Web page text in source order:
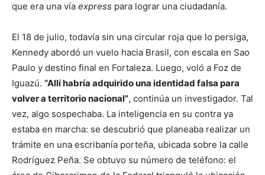
que era una vía express para lograr una ciudadanía.
El 18 de julio, todavía sin una circular roja que lo persiga,
Kennedy abordó un vuelo hacia Brasil, con escala en Sao
Paulo y destino final en Fortaleza. Luego, voló a Foz de
Iguazú. “Allí habría adquirido una identidad falsa para
volver a territorio nacional”, continúa un investigador. Tal
vez, algo sospechaba. La inteligencia en su contra ya
estaba en marcha: se descubrió que planeaba realizar un
trámite en una escribanía porteña, ubicada sobre la calle
Rodríguez Peña. Se obtuvo su número de teléfono: el